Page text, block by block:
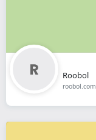
Roobol
roobol.com